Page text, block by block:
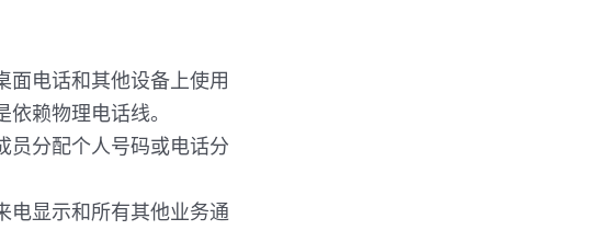
面电话和其他设备上使用
赖物理电话线。
员分配个人号码或电话分
电显示和所有其他业务通